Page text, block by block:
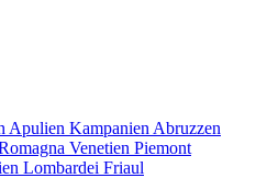
Apulien Kampanien Abruzzen
Venetien Piemont
Lombardei Friaul